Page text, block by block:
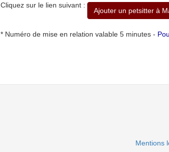
Cliquez sur le lien suivant :
Ajouter un petsitter à
* Numéro de mise en relation valable 5 minutes -
Mentions